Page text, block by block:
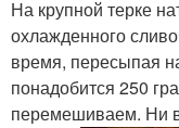
На крупной терке
охлажденного
время, пересыпая
понадобится 250
перемешиваем. Ни